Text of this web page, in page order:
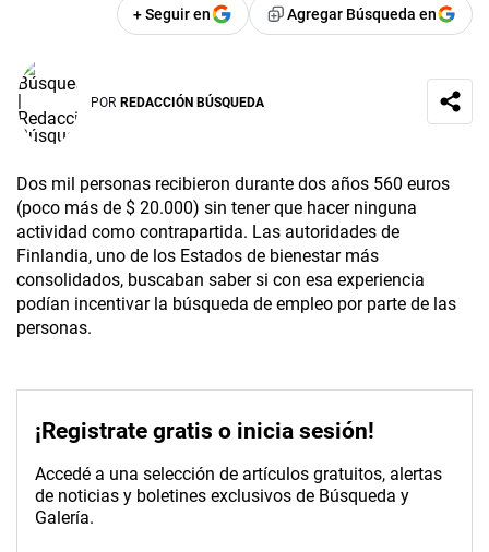
+ Seguir en Agregar Búsqueda en
POR REDACCIÓN BÚSQUEDA
Dos mil personas recibieron durante dos años 560 euros
(poco más de $ 20.000) sin tener que hacer ninguna
actividad como contrapartida. Las autoridades de
Finlandia, uno de los Estados de bienestar más
consolidados, buscaban saber si con esa experiencia
podían incentivar la búsqueda de empleo por parte de las
personas.
¡Registrate gratis o inicia sesión!
Accedé a una selección de artículos gratuitos, alertas
de noticias y boletines exclusivos de Búsqueda y
Galería.